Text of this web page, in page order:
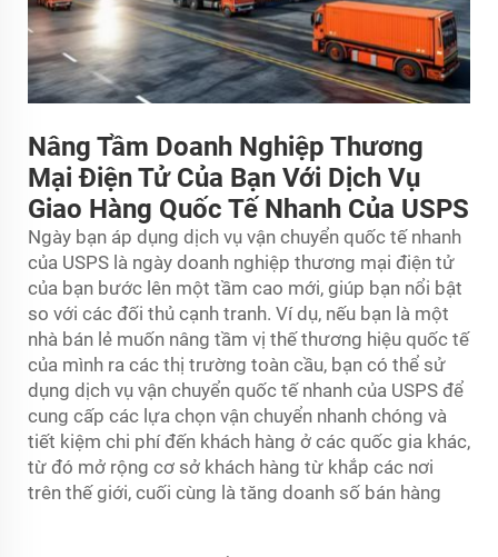
Nâng Tầm Doanh Nghiệp Thương
Mại Điện Tử Của Bạn Với Dịch Vụ
Giao Hàng Quốc Tế Nhanh Của USPS
Ngày bạn áp dụng dịch vụ vận chuyển quốc tế nhanh
của USPS là ngày doanh nghiệp thương mại điện tử
của bạn bước lên một tầm cao mới, giúp bạn nổi bật
so với các đối thủ cạnh tranh. Ví dụ, nếu bạn là một
nhà bán lẻ muốn nâng tầm vị thế thương hiệu quốc tế
của mình ra các thị trường toàn cầu, bạn có thể sử
dụng dịch vụ vận chuyển quốc tế nhanh của USPS để
cung cấp các lựa chọn vận chuyển nhanh chóng và
tiết kiệm chi phí đến khách hàng ở các quốc gia khác,
từ đó mở rộng cơ sở khách hàng từ khắp các nơi
trên thế giới, cuối cùng là tăng doanh số bán hàng